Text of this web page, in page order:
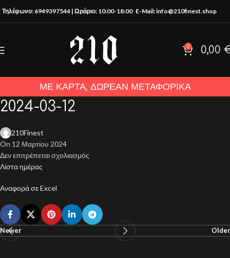
Τηλέφωνο: 6949397544 | Ωράριο: 10:00-18:00 E-Mail: info@210finest.shop
0 0,00
ΜΕ ΚΑΡΤΑ, ΔΩΡΕΑΝ ΜΕΤΑΦΟΡΙΚΑ
2024-03-12
210Finest
On 12 Μαρτίου 2024
Δεν επιτρέπεται σχολιασμός
Λίστα ημέρας
Αναφορά σε Excel
Newer Older